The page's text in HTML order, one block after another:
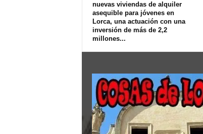
nuevas viviendas de alquiler
asequible para jóvenes en
Lorca, una actuación con una
inversión de más de 2,2
millones...